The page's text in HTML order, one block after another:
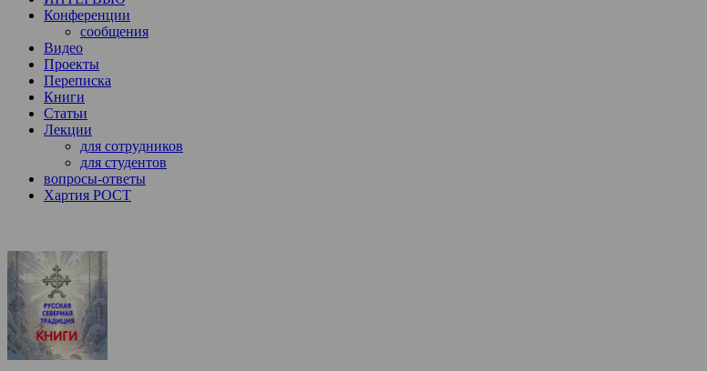
Конференции
сообщения
Видео
Проекты
Переписка
Книги
Статьи
Лекции
для сотрудников
для студентов
вопросы-ответы
Хартия РОСТ